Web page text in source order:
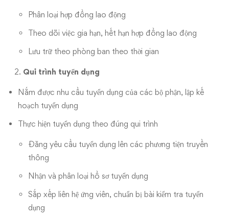
Phân loại hợp đồng lao động
Theo dõi việc gia hạn, hết hạn hợp đồng lao động
Lưu trữ theo phòng ban theo thời gian
Qui trình tuyển dụng
Nắm được nhu cầu tuyển dụng của các bộ phận, lập kế
hoạch tuyển dụng
Thực hiện tuyển dụng theo đúng qui trình
Đăng yêu cầu tuyển dụng lên các phương tiện truyền
thông
Nhận và phân loại hồ sơ tuyển dụng
Sắp xếp liên hệ ứng viên, chuẩn bị bài kiểm tra tuyển
dụng